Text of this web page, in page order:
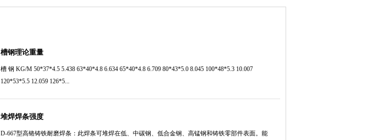
槽钢理论重量
槽 钢 KG/M 50*37*4.5 5.438 63*40*4.8 6.634 65*40*4.8 6.709 80*43*5.0 8.045 100*48*5.3 10.007
120*53*5.5 12.059 126*5...
堆焊焊条强度
D-667型高铬铸铁耐磨焊条：此焊条可堆焊在低、中碳钢、低合金钢、高锰钢和铸铁零部件表面。能